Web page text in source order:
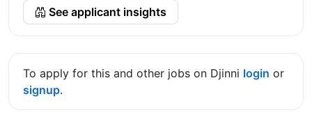
See applicant insights
To apply for this and other jobs on Djinni login or
signup.